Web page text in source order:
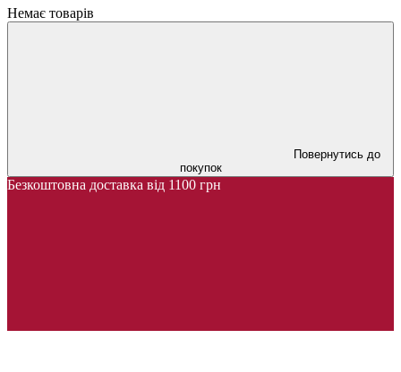
Немає товарів
Повернутись до
покупок
Безкоштовна доставка від 1100 грн